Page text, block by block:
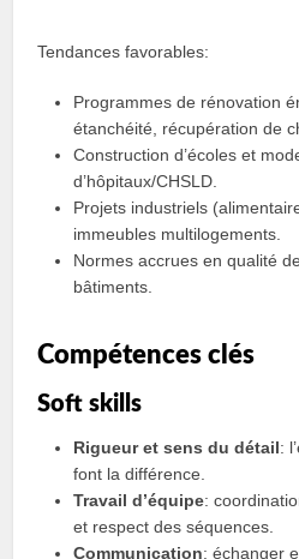
Tendances favorables:
Programmes de rénovation
étanchéité, récupération de
Construction d’écoles et
d’hôpitaux/CHSLD.
Projets industriels
immeubles multilogements.
Normes accrues en qualité
bâtiments.
Compétences clés
Soft skills
Rigueur et sens du détail:
font la différence.
Travail d’équipe:
et respect des séquences.
Communication: échanger